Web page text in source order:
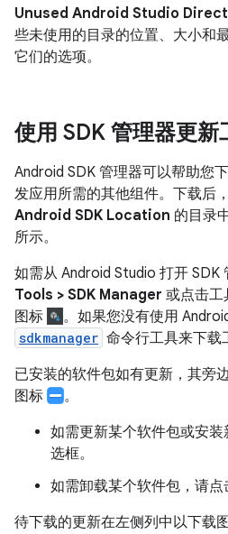
Unused Android Studio
些未使用的目录的位置、大小和
它们的选项。
使用 SDK 管理器更新
Android SDK 管理器可以帮助您
发应用所需的其他组件。下载后
Android SDK Location 的目录
所示。
如需从 Android Studio 打开 SDK
Tools > SDK Manager 或点击工
图标
。如果您没有使用
sdkmanager 命令行工具来下载
已安装的软件包如有更新，其旁
图标
。
如需更新某个软件包或安
选框。
如需卸载某个软件包，请点
待下载的更新在左侧列中以下载